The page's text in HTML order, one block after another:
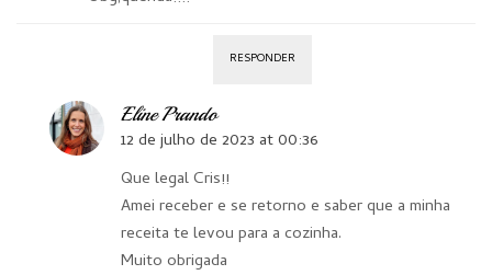
RESPONDER
Eline Prando
12 de julho de 2023 at 00:36
Que legal Cris!!
Amei receber e se retorno e saber que a minha
receita te levou para a cozinha.
Muito obrigada